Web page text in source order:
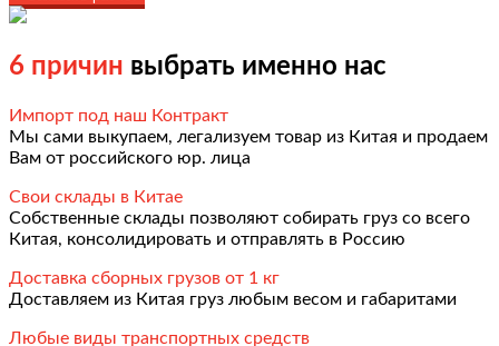
6 причин выбрать именно нас
Импорт под наш Контракт
Мы сами выкупаем, легализуем товар из Китая и продаем
Вам от российского юр. лица
Свои склады в Китае
Собственные склады позволяют собирать груз со всего
Китая, консолидировать и отправлять в Россию
Доставка сборных грузов от 1 кг
Доставляем из Китая груз любым весом и габаритами
Любые виды транспортных средств